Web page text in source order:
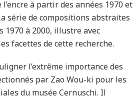
à partir des années 1970 et
série de compositions abstraites
1970 à 2000, illustre avec
facettes de cette recherche.
l’extrême importance des
par Zao Wou-ki pour les
du musée Cernuschi. Il